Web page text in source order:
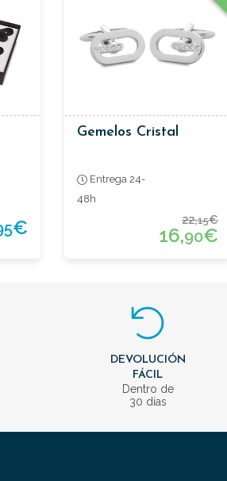
€
Gemelos Cristal
Entrega 24-
48h
22,15€
16,90€
DEVOLUCIÓN
FÁCIL
Dentro de
30 días